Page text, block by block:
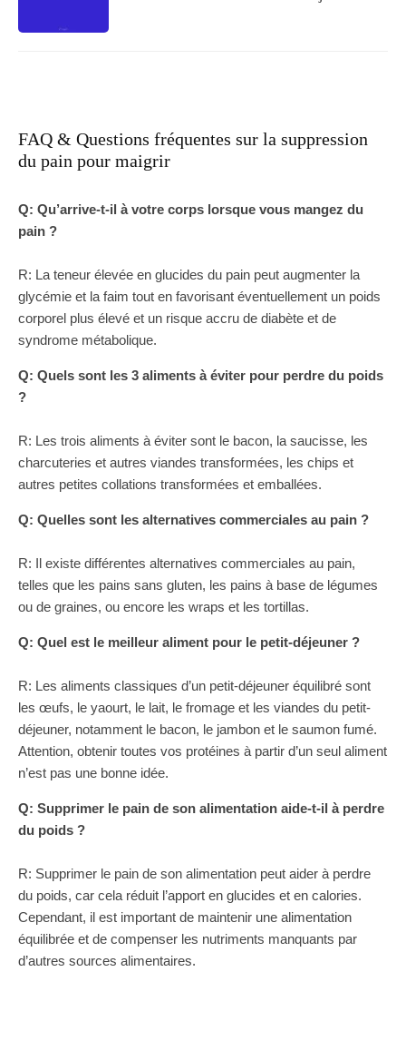
FAQ & Questions fréquentes sur la suppression
du pain pour maigrir
Q: Qu’arrive-t-il à votre corps lorsque vous mangez du
pain ?
R: La teneur élevée en glucides du pain peut augmenter la
glycémie et la faim tout en favorisant éventuellement un poids
corporel plus élevé et un risque accru de diabète et de
syndrome métabolique.
Q: Quels sont les 3 aliments à éviter pour perdre du poids
?
R: Les trois aliments à éviter sont le bacon, la saucisse, les
charcuteries et autres viandes transformées, les chips et
autres petites collations transformées et emballées.
Q: Quelles sont les alternatives commerciales au pain ?
R: Il existe différentes alternatives commerciales au pain,
telles que les pains sans gluten, les pains à base de légumes
ou de graines, ou encore les wraps et les tortillas.
Q: Quel est le meilleur aliment pour le petit-déjeuner ?
R: Les aliments classiques d’un petit-déjeuner équilibré sont
les œufs, le yaourt, le lait, le fromage et les viandes du petit-
déjeuner, notamment le bacon, le jambon et le saumon fumé.
Attention, obtenir toutes vos protéines à partir d’un seul aliment
n’est pas une bonne idée.
Q: Supprimer le pain de son alimentation aide-t-il à perdre
du poids ?
R: Supprimer le pain de son alimentation peut aider à perdre
du poids, car cela réduit l’apport en glucides et en calories.
Cependant, il est important de maintenir une alimentation
équilibrée et de compenser les nutriments manquants par
d’autres sources alimentaires.